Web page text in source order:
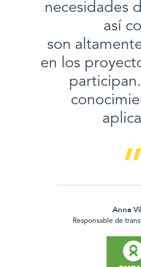
necesidades
así
son
en los
Anna
Responsable de